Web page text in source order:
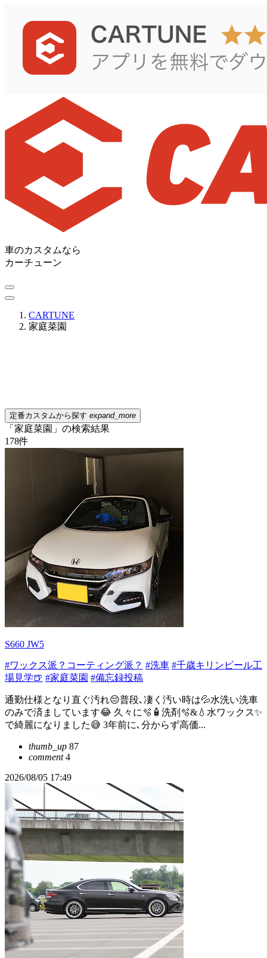
車のカスタムなら
カーチューン
CARTUNE
家庭菜園
定番カスタムから探す expand_more
「家庭菜園」の検索結果
178件
S660 JW5
#ワックス派？コーティング派？ #洗車 #千歳キリンビール工
場見学🍺 #家庭菜園 #備忘録投稿
通勤仕様となり直ぐ汚れ😔普段､凄く汚い時は💦水洗い洗車
のみで済ましています😂 久々に🫧🧴洗剤🫧&💧水ワックス✨
で綺麗になりました😅 3年前に､分からず高価...
thumb_up 87
comment4
2026/08/05 17:49